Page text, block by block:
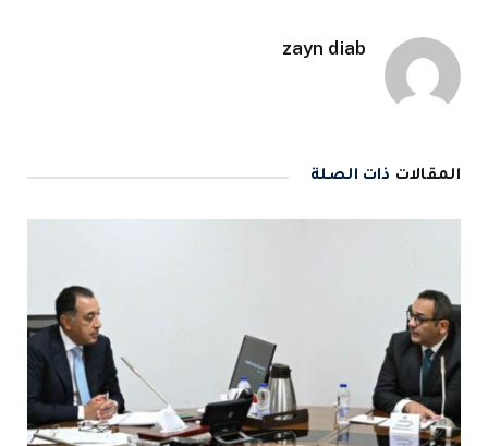
zayn diab
المقالات ذات الصلة